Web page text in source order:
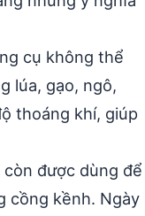
cụ không thể
lúa, gạo, ngô,
thoáng khí, giúp
còn được dùng để
cồng kềnh. Ngày